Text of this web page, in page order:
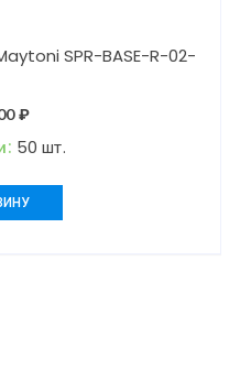
SPR-BASE-R-02-
₽
50 шт.